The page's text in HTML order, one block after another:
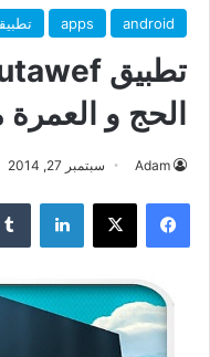
android
apps
الحج و
Adam سبتمبر 27, 2014
فيسبوك ‫X